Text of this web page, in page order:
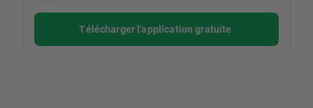
Télécharger l'application gratuite